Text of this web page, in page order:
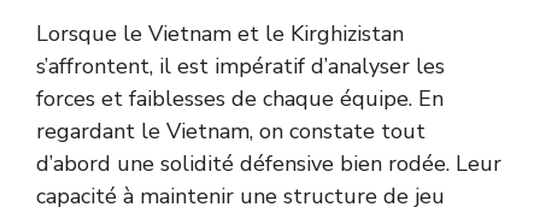
Lorsque le Vietnam et le Kirghizistan
s’affrontent, il est impératif d’analyser les
forces et faiblesses de chaque équipe. En
regardant le Vietnam, on constate tout
d’abord une solidité défensive bien rodée. Leur
capacité à maintenir une structure de jeu